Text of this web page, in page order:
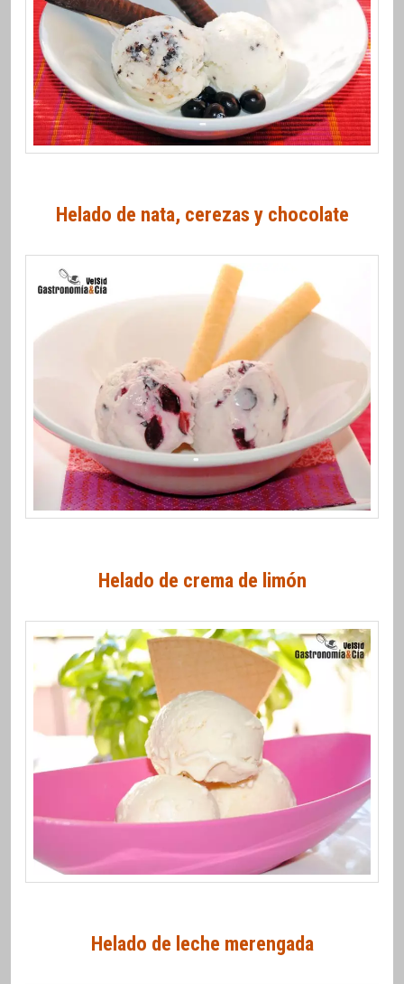
Helado de nata, cerezas y chocolate
Helado de crema de limón
Helado de leche merengada